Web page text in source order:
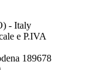
- Italy
e P.IVA
189678